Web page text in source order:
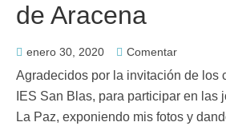
de Aracena
enero 30, 2020 Comentar
Agradecidos por la invitación de los
IES San Blas, para participar en las
La Paz, exponiendo mis fotos y